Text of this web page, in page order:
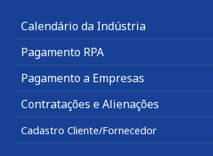
Calendário da Indústria
Pagamento RPA
Pagamento a Empresas
Contratações e Alienações
Cadastro Cliente/Fornecedor